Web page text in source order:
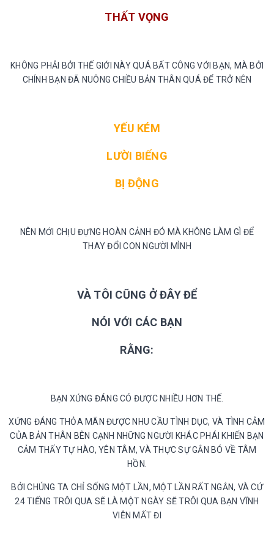
THẤT VỌNG
KHÔNG PHẢI BỞI THẾ GIỚI NÀY QUÁ BẤT CÔNG VỚI BẠN, MÀ BỞI
CHÍNH BẠN ĐÃ NUÔNG CHIỀU BẢN THÂN QUÁ ĐỂ TRỞ NÊN
YẾU KÉM
LƯỜI BIẾNG
BỊ ĐỘNG
NÊN MỚI CHỊU ĐỰNG HOÀN CẢNH ĐÓ MÀ KHÔNG LÀM GÌ ĐỂ
THAY ĐỔI CON NGƯỜI MÌNH
VÀ TÔI CŨNG Ở ĐÂY ĐỂ
NÓI VỚI CÁC BẠN
RẰNG:
BẠN XỨNG ĐÁNG CÓ ĐƯỢC NHIỀU HƠN THẾ.
XỨNG ĐÁNG THỎA MÃN ĐƯỢC NHU CẦU TÌNH DỤC, VÀ TÌNH CẢM
CỦA BẢN THÂN BÊN CẠNH NHỮNG NGƯỜI KHÁC PHÁI KHIẾN BẠN
CẢM THẤY TỰ HÀO, YÊN TÂM, VÀ THỰC SỰ GẮN BÓ VỀ TÂM
HỒN.
BỞI CHÚNG TA CHỈ SỐNG MỘT LẦN, MỘT LẦN RẤT NGẮN, VÀ CỨ
24 TIẾNG TRÔI QUA SẼ LÀ MỘT NGÀY SẼ TRÔI QUA BẠN VĨNH
VIỄN MẤT ĐI